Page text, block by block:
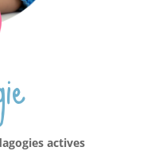
actives